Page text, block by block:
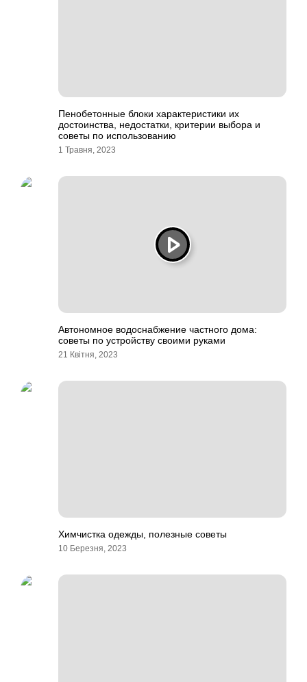
Пенобетонные блоки характеристики их
достоинства, недостатки, критерии выбора и
советы по использованию
1 Травня, 2023
Автономное водоснабжение частного дома:
советы по устройству своими руками
21 Квітня, 2023
Химчистка одежды, полезные советы
10 Березня, 2023